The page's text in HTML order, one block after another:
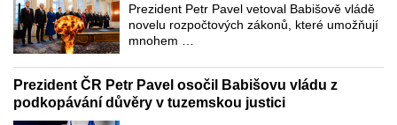
Prezident Petr Pavel vetoval Babišově vládě
novelu rozpočtových zákonů, které umožňují
mnohem …
Prezident ČR Petr Pavel osočil Babišovu vládu z
podkopávání důvěry v tuzemskou justici